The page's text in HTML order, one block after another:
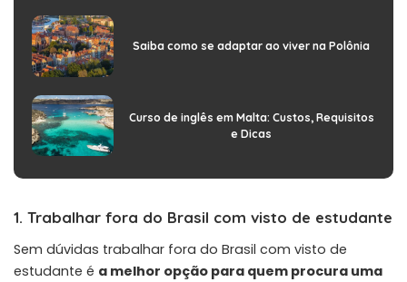
Saiba como se adaptar ao viver na Polônia
Curso de inglês em Malta: Custos, Requisitos
e Dicas
1. Trabalhar fora do Brasil com visto de estudante
Sem dúvidas trabalhar fora do Brasil com visto de
estudante é a melhor opção para quem procura uma